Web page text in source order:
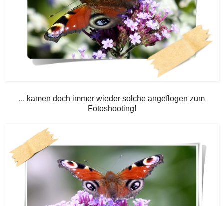
... kamen doch immer wieder solche angeflogen zum
Fotoshooting!